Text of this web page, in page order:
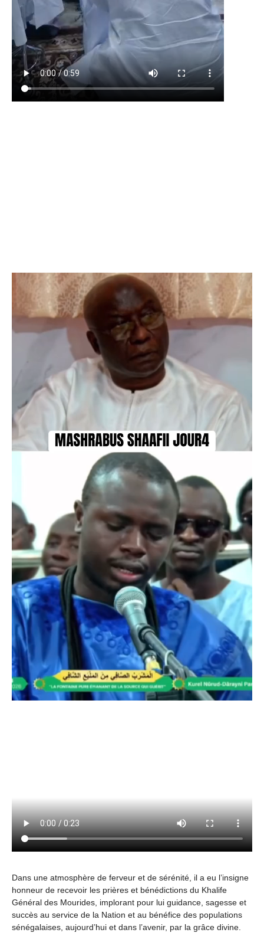
Dans une atmosphère de ferveur et de sérénité, il a eu l’insigne
honneur de recevoir les prières et bénédictions du Khalife
Général des Mourides, implorant pour lui guidance, sagesse et
succès au service de la Nation et au bénéfice des populations
sénégalaises, aujourd’hui et dans l’avenir, par la grâce divine.